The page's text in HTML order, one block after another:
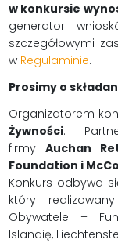
w konkursie
generator
szczegółowymi
w Regulaminie.
Prosimy o
Organizatorem
Żywności.
firmy Auchan
Foundation i
Konkurs odbywa
który
Obywatele –
Islandię,